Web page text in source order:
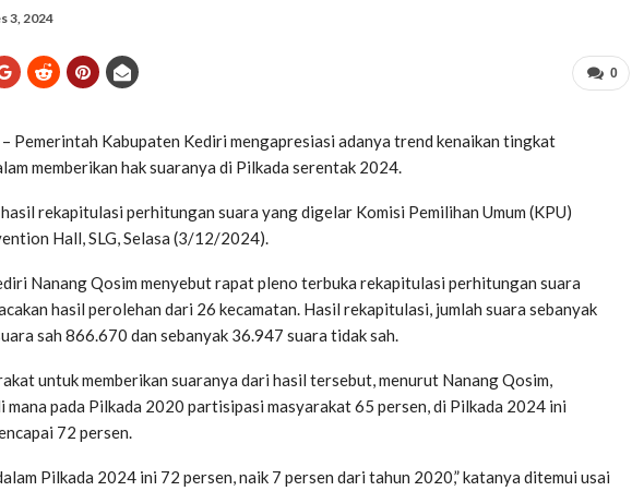
3, 2024
0
– Pemerintah Kabupaten Kediri mengapresiasi adanya trend kenaikan tingkat
memberikan hak suaranya di Pilkada serentak 2024.
rekapitulasi perhitungan suara yang digelar Komisi Pemilihan Umum (KPU)
Hall, SLG, Selasa (3/12/2024).
Nanang Qosim menyebut rapat pleno terbuka rekapitulasi perhitungan suara
hasil perolehan dari 26 kecamatan. Hasil rekapitulasi, jumlah suara sebanyak
sah 866.670 dan sebanyak 36.947 suara tidak sah.
untuk memberikan suaranya dari hasil tersebut, menurut Nanang Qosim,
mana pada Pilkada 2020 partisipasi masyarakat 65 persen, di Pilkada 2024 ini
72 persen.
Pilkada 2024 ini 72 persen, naik 7 persen dari tahun 2020,” katanya ditemui usai